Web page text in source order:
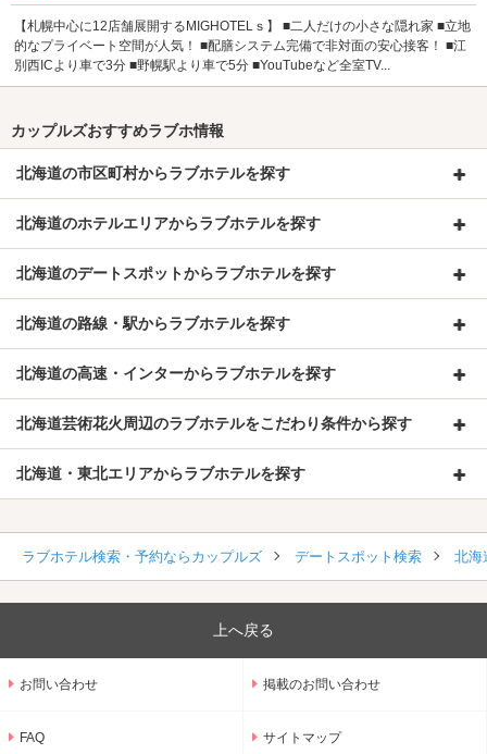
【札幌中心に12店舗展開するMIGHOTELｓ】 ■二人だけの小さな隠れ家 ■立地
的なプライベート空間が人気！ ■配膳システム完備で非対面の安心接客！ ■江
別西ICより車で3分 ■野幌駅より車で5分 ■YouTubeなど全室TV...
カップルズおすすめラブホ情報
北海道の市区町村からラブホテルを探す
北海道のホテルエリアからラブホテルを探す
北海道のデートスポットからラブホテルを探す
北海道の路線・駅からラブホテルを探す
北海道の高速・インターからラブホテルを探す
北海道芸術花火周辺のラブホテルをこだわり条件から探す
北海道・東北エリアからラブホテルを探す
ラブホテル検索・予約ならカップルズ デートスポット検索 北海
上へ戻る
お問い合わせ 掲載のお問い合わせ
FAQ サイトマップ